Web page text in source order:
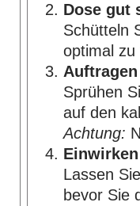
Dose gut
Schütteln
optimal zu
Sprühen
auf den
Achtung:
Lassen
bevor Sie